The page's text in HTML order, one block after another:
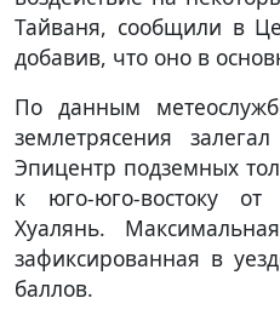
Тайваня, сообщили в
добавив, что оно в
По данным
землетрясения
Эпицентр подземных
к юго-юго-востоку от
Хуалянь.
зафиксированная в
баллов.